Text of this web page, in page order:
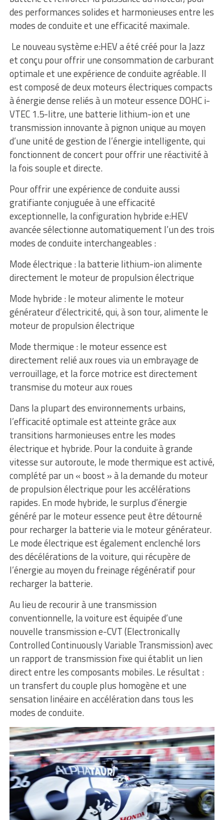
des performances solides et harmonieuses entre les
modes de conduite et une efficacité maximale.
Le nouveau système e:HEV a été créé pour la Jazz
et conçu pour offrir une consommation de carburant
optimale et une expérience de conduite agréable. Il
est composé de deux moteurs électriques compacts
à énergie dense reliés à un moteur essence DOHC i-
VTEC 1.5-litre, une batterie lithium-ion et une
transmission innovante à pignon unique au moyen
d’une unité de gestion de l’énergie intelligente, qui
fonctionnent de concert pour offrir une réactivité à
la fois souple et directe.
Pour offrir une expérience de conduite aussi
gratifiante conjuguée à une efficacité
exceptionnelle, la configuration hybride e:HEV
avancée sélectionne automatiquement l’un des trois
modes de conduite interchangeables :
Mode électrique : la batterie lithium-ion alimente
directement le moteur de propulsion électrique
Mode hybride : le moteur alimente le moteur
générateur d’électricité, qui, à son tour, alimente le
moteur de propulsion électrique
Mode thermique : le moteur essence est
directement relié aux roues via un embrayage de
verrouillage, et la force motrice est directement
transmise du moteur aux roues
Dans la plupart des environnements urbains,
l’efficacité optimale est atteinte grâce aux
transitions harmonieuses entre les modes
électrique et hybride. Pour la conduite à grande
vitesse sur autoroute, le mode thermique est activé,
complété par un « boost » à la demande du moteur
de propulsion électrique pour les accélérations
rapides. En mode hybride, le surplus d’énergie
généré par le moteur essence peut être détourné
pour recharger la batterie via le moteur générateur.
Le mode électrique est également enclenché lors
des décélérations de la voiture, qui récupère de
l’énergie au moyen du freinage régénératif pour
recharger la batterie.
Au lieu de recourir à une transmission
conventionnelle, la voiture est équipée d’une
nouvelle transmission e-CVT (Electronically
Controlled Continuously Variable Transmission) avec
un rapport de transmission fixe qui établit un lien
direct entre les composants mobiles. Le résultat :
un transfert du couple plus homogène et une
sensation linéaire en accélération dans tous les
modes de conduite.